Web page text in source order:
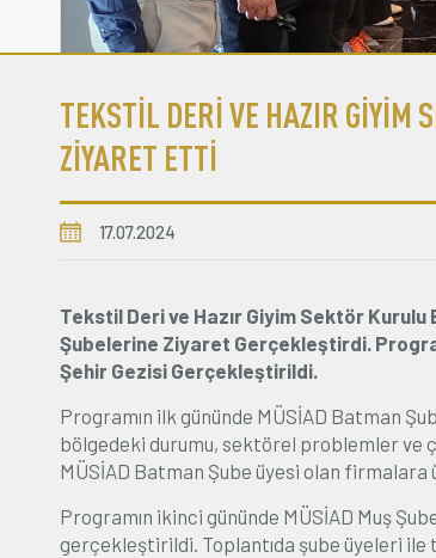
TEKSTİL DERİ VE HAZIR GİYİM
ZİYARET ETTİ
17.07.2024
Tekstil Deri ve Hazır Giyim Sektör
Şubelerine Ziyaret Gerçekleştirdi.
Şehir Gezisi Gerçekleştirildi.
Programın ilk gününde MÜSİAD Batman
bölgedeki durumu, sektörel problemler ve
MÜSİAD Batman Şube üyesi olan
Programın ikinci gününde MÜSİAD Muş
gerçekleştirildi. Toplantıda şube üyeleri ile